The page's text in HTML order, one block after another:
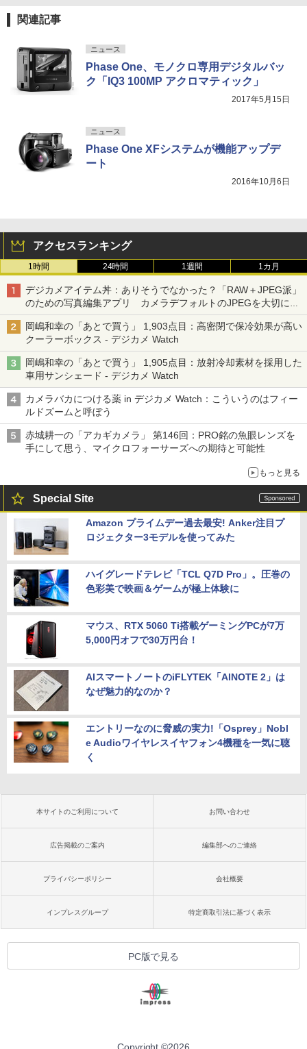
関連記事
ニュース
Phase One、モノクロ専用デジタルバッ
ク「IQ3 100MP アクロマティック」
2017年5月15日
ニュース
Phase One XFシステムが機能アップデ
ート
2016年10月6日
アクセスランキング
1時間 24時間 1週間 1カ月
デジカメアイテム丼：ありそうでなかった？「RAW＋JPEG派」
のための写真編集アプリ カメラデフォルトのJPEGを大切にす
る「Filmator」
岡嶋和幸の「あとで買う」 1,903点目：高密閉で保冷効果が高い
クーラーボックス - デジカメ Watch
岡嶋和幸の「あとで買う」 1,905点目：放射冷却素材を採用した
車用サンシェード - デジカメ Watch
カメラバカにつける薬 in デジカメ Watch：こういうのはフィー
ルドズームと呼ぼう
赤城耕一の「アカギカメラ」 第146回：PRO銘の魚眼レンズを
手にして思う、マイクロフォーサーズへの期待と可能性
もっと見る
Special Site
Amazon プライムデー過去最安! Anker注目プ
ロジェクター3モデルを使ってみた
ハイグレードテレビ「TCL Q7D Pro」。圧巻の
色彩美で映画＆ゲームが極上体験に
マウス、RTX 5060 Ti搭載ゲーミングPCが7万
5,000円オフで30万円台！
AIスマートノートのiFLYTEK「AINOTE 2」は
なぜ魅力的なのか？
エントリーなのに脅威の実力!「Osprey」Nobl
e Audioワイヤレスイヤフォン4機種を一気に聴
く
本サイトのご利用について お問い合わせ
広告掲載のご案内 編集部へのご連絡
プライバシーポリシー 会社概要
インプレスグループ 特定商取引法に基づく表示
PC版で見る
Copyright ©2026